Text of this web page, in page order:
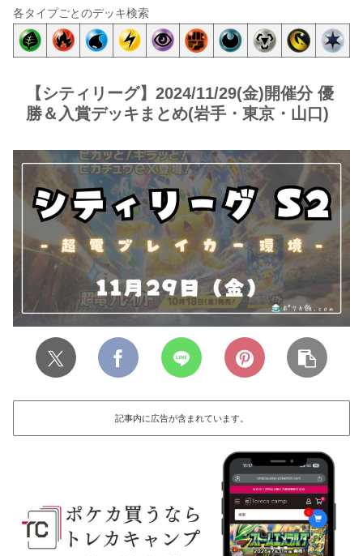
各タイプごとのデッキ検索
【シティリーグ】2024/11/29(金)開催分 優
勝＆入賞デッキまとめ(岩手・東京・山口)
記事内に広告が含まれています。